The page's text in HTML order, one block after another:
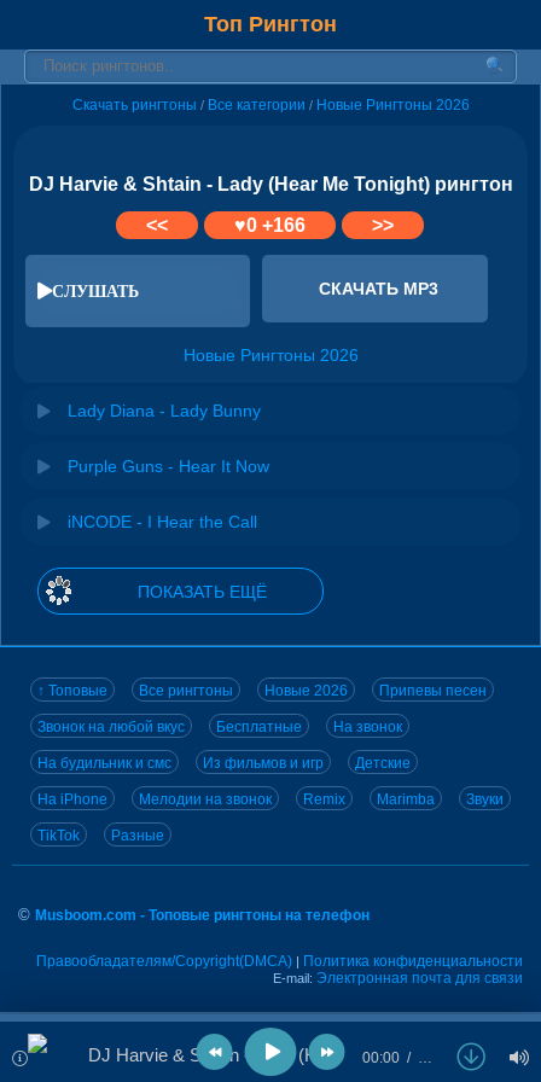
Топ Рингтон
Скачать рингтоны / Все категории / Новые Рингтоны 2026
DJ Harvie & Shtain - Lady (Hear Me Tonight) рингтон
<<
♥0+166 >>
СЛУШАТЬ СКАЧАТЬ MP3
Новые Рингтоны 2026
Lady Diana - Lady Bunny
Purple Guns - Hear It Now
iNCODE - I Hear the Call
ПОКАЗАТЬ ЕЩЁ
↑ Топовые Все рингтоны Новые 2026 Припевы песен
Звонок на любой вкус Бесплатные На звонок
На будильник и смс Из фильмов и игр Детские
На iPhone Мелодии на звонок Remix Marimba Звуки
TikTok Разные
© Musboom.com - Топовые рингтоны на телефон
Правообладателям/Copyright(DMCA) | Политика конфиденциальности
E-mail: Электронная почта для связи
DJ Harvie & Shtain - Lady (Hear Me Tonight) 00:00 …